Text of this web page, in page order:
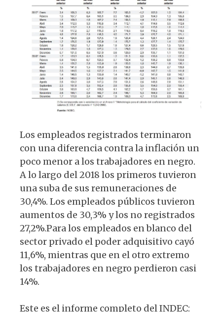
Los empleados registrados terminaron
con una diferencia contra la inflación un
poco menor a los trabajadores en negro.
A lo largo del 2018 los primeros tuvieron
una suba de sus remuneraciones de
30,4%. Los empleados públicos tuvieron
aumentos de 30,3% y los no registrados
27,2%.Para los empleados en blanco del
sector privado el poder adquisitivo cayó
11,6%, mientras que en el otro extremo
los trabajadores en negro perdieron casi
14%.
Este es el informe completo del INDEC: